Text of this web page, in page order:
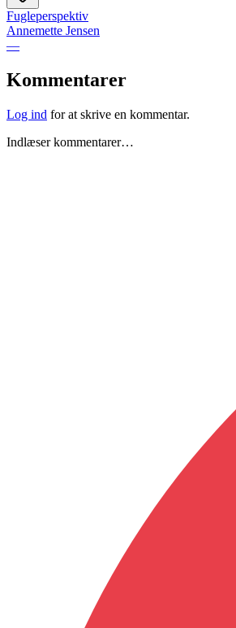
Fugleperspektiv
Annemette Jensen
—
Kommentarer
Log ind for at skrive en kommentar.
Indlæser kommentarer…